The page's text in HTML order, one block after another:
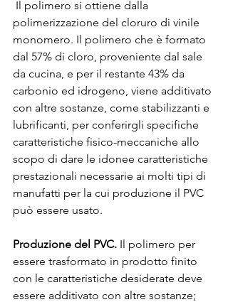
polimerizzazione del cloruro di vinile
monomero. Il polimero che è formato
dal 57% di cloro, proveniente dal sale
da cucina, e per il restante 43% da
carbonio ed idrogeno, viene additivato
con altre sostanze, come stabilizzanti e
lubrificanti, per conferirgli specifiche
caratteristiche fisico-meccaniche allo
scopo di dare le idonee caratteristiche
prestazionali necessarie ai molti tipi di
manufatti per la cui produzione il PVC
può essere usato.
Produzione del PVC. Il polimero per
essere trasformato in prodotto finito
con le caratteristiche desiderate deve
essere additivato con altre sostanze;